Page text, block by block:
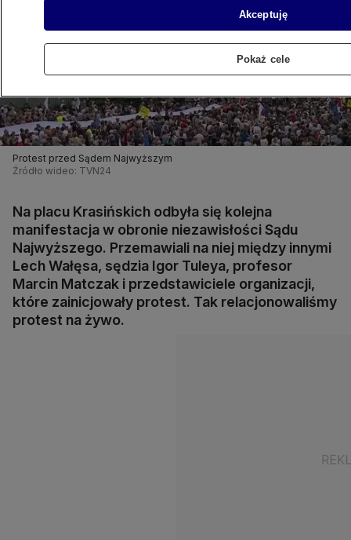
Protest przed Sądem Najwyższym
Źródło wideo: TVN24
Na placu Krasińskich odbyła się kolejna
manifestacja w obronie niezawisłości Sądu
Najwyższego. Przemawiali na niej między innymi
Lech Wałęsa, sędzia Igor Tuleya, profesor
Marcin Matczak i przedstawiciele organizacji,
które zainicjowały protest. Tak relacjonowaliśmy
protest na żywo.
Akceptuję
Pokaż cele